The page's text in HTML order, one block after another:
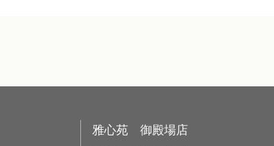
雅心苑 御殿場店